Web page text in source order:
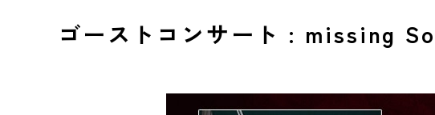
ゴーストコンサート : missing